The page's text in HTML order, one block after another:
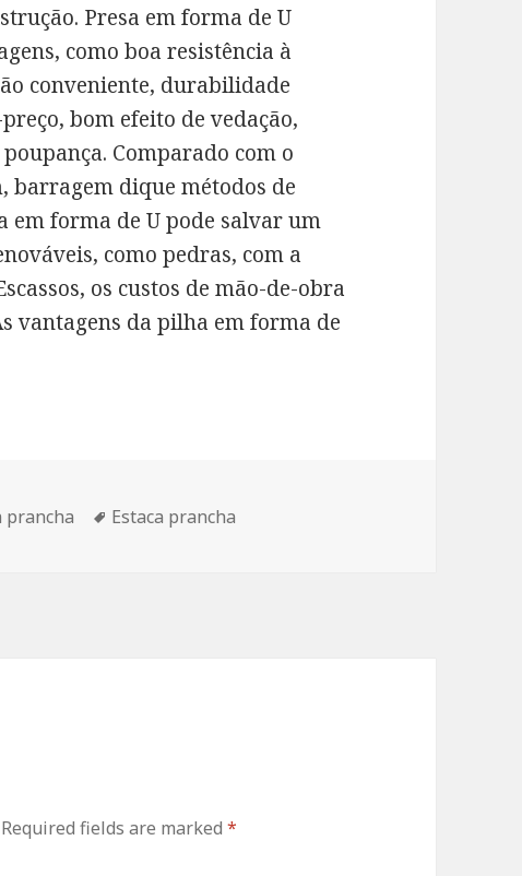
Presa em forma de U
como boa resistência à
conveniente, durabilidade
bom efeito de vedação,
Comparado com o
barragem dique métodos de
em forma de U pode salvar um
como pedras, com a
os custos de mão-de-obra
vantagens da pilha em forma de
prancha Tags
Estaca prancha
Required fields are marked*